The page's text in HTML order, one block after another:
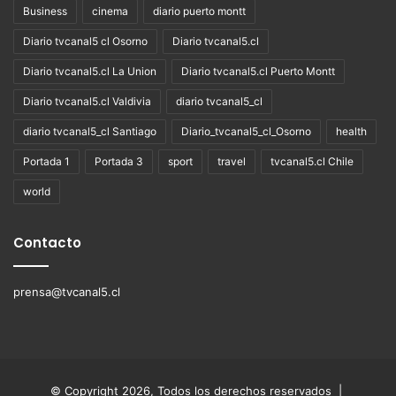
Business cinema diario puerto montt
Diario tvcanal5 cl Osorno Diario tvcanal5.cl
Diario tvcanal5.cl La Union Diario tvcanal5.cl Puerto Montt
Diario tvcanal5.cl Valdivia diario tvcanal5_cl
diario tvcanal5_cl Santiago Diario_tvcanal5_cl_Osorno health
Portada 1 Portada 3 sport travel tvcanal5.cl Chile
world
Contacto
prensa@tvcanal5.cl
© Copyright 2026, Todos los derechos reservados |